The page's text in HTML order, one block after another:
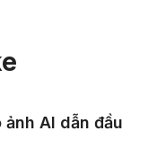
AI dẫn đầu